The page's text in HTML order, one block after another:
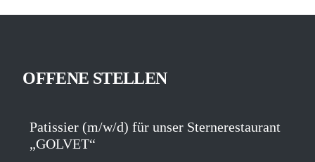
OFFENE STELLEN
Patissier (m/w/d) für unser Sternerestaurant
„GOLVET“